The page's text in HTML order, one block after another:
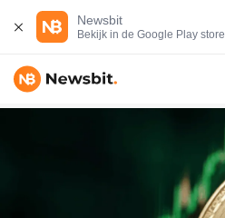
Newsbit
Bekijk in de Google Play store